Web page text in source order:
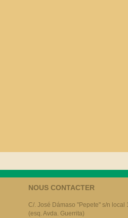
NOUS CONTACTER
C/. José Dámaso "Pepete" s/n local 1
(esq. Avda. Guerrita)